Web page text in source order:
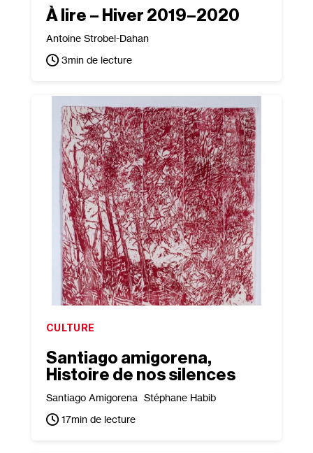
À lire – Hiver 2019–2020
Antoine Strobel-Dahan
3min de lecture
CULTURE
Santiago amigorena,
Histoire de nos silences
Santiago Amigorena Stéphane Habib
17min de lecture